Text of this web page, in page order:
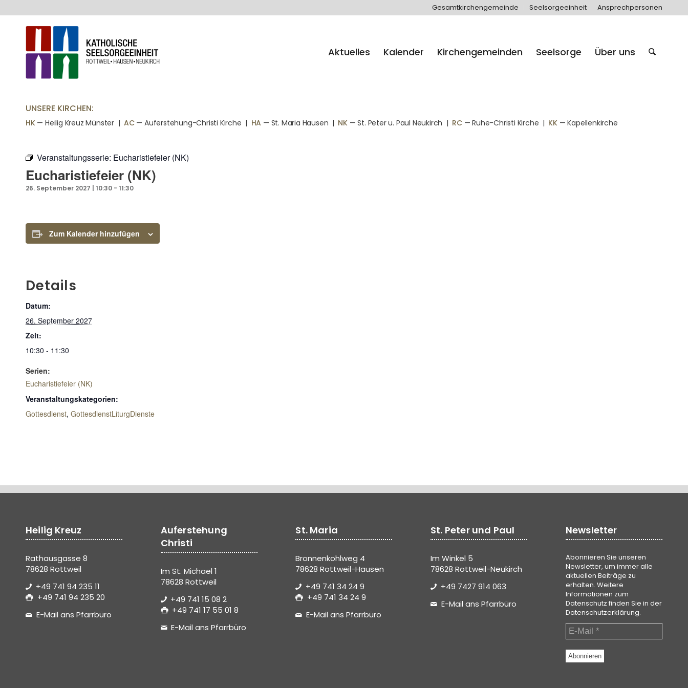
Gesamtkirchengemeinde Seelsorgeeinheit Ansprechpersonen
Aktuelles Kalender Kirchengemeinden Seelsorge Über uns
UNSERE KIRCHEN:
HK— Heilig Kreuz Münster |AC— Auferstehung-Christi Kirche | HA — St. Maria Hausen | NK — St. Peter u. Paul Neukirch | RC— Ruhe-Christi Kirche | KK — Kapellenkirche
Veranstaltungsserie: Eucharistiefeier (NK)
Eucharistiefeier (NK)
26. September 2027 | 10:30 - 11:30
Zum Kalender hinzufügen
Details
Datum:
26. September 2027
Zeit:
10:30 - 11:30
Serien:
Eucharistiefeier (NK)
Veranstaltungskategorien:
Gottesdienst, GottesdienstLiturgDienste
Heilig Kreuz
Rathausgasse 8
78628 Rottweil
+49 741 94 235 11
+49 741 94 235 20
E-Mail ans Pfarrbüro
Auferstehung
Christi
Im St. Michael 1
78628 Rottweil
+49 741 15 08 2
+49 741 17 55 01 8
E-Mail ans Pfarrbüro
St. Maria
Bronnenkohlweg 4
78628 Rottweil-Hausen
+49 741 34 24 9
+49 741 34 24 9
E-Mail ans Pfarrbüro
St. Peter und Paul
Im Winkel 5
78628 Rottweil-Neukirch
+49 7427 914 063
E-Mail ans Pfarrbüro
Newsletter
Abonnieren Sie unseren
Newsletter, um immer alle
aktuellen Beiträge zu
erhalten. Weitere
Informationen zum
Datenschutz finden Sie in der
Datenschutzerklärung.